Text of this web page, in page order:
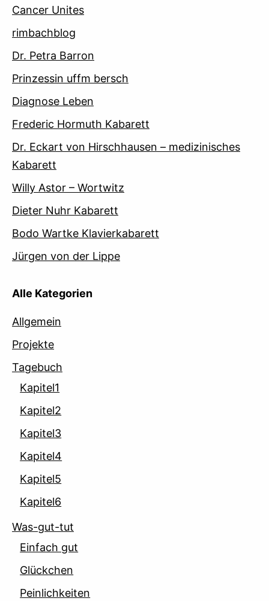
Cancer Unites
rimbachblog
Dr. Petra Barron
Prinzessin uffm bersch
Diagnose Leben
Frederic Hormuth Kabarett
Dr. Eckart von Hirschhausen – medizinisches
Kabarett
Willy Astor – Wortwitz
Dieter Nuhr Kabarett
Bodo Wartke Klavierkabarett
Jürgen von der Lippe
Alle Kategorien
Allgemein
Projekte
Tagebuch
Kapitel1
Kapitel2
Kapitel3
Kapitel4
Kapitel5
Kapitel6
Was-gut-tut
Einfach gut
Glückchen
Peinlichkeiten